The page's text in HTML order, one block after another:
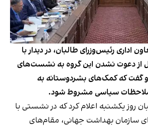
اداری رئیس‌وزرای طالبان، در دیدار با
از دعوت نشدن این گروه به نشست‌های
و گفت که کمک‌های بشردوستانه به
ملاحظات سیاسی مشروط شود.
روز یکشنبه اعلام کرد که در نشستی با
سازمان بهداشت جهانی، مقام‌های